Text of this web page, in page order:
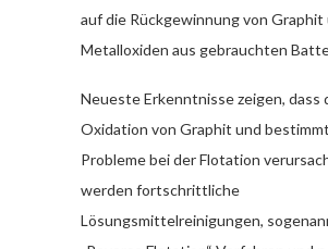
auf die Rückgewinnung von Graphit
Metalloxiden aus gebrauchten
Neueste Erkenntnisse zeigen, dass
Oxidation von Graphit und
Probleme bei der Flotation
werden fortschrittliche
Lösungsmittelreinigungen,